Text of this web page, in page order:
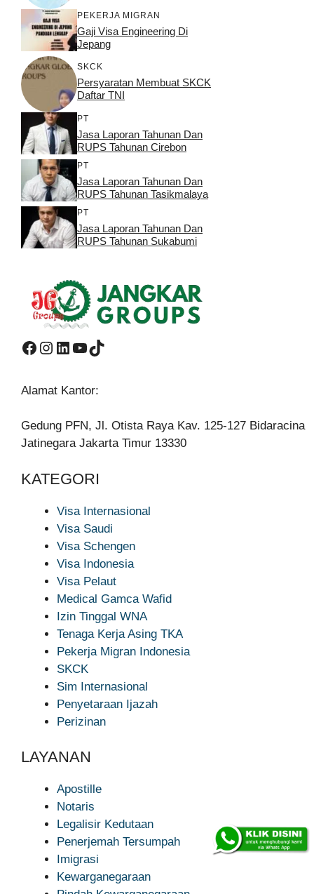
PEKERJA MIGRAN
Gaji Visa Engineering Di
Jepang
SKCK
Persyaratan Membuat SKCK
Daftar TNI
PT
Jasa Laporan Tahunan Dan
RUPS Tahunan Cirebon
PT
Jasa Laporan Tahunan Dan
RUPS Tahunan Tasikmalaya
PT
Jasa Laporan Tahunan Dan
RUPS Tahunan Sukabumi
Facebook
Instagram
LinkedIn
YouTube
TikTok
Alamat Kantor:
Gedung PFN, Jl. Otista Raya Kav. 125-127 Bidaracina
Jatinegara Jakarta Timur 13330
KATEGORI
Visa Internasional
Visa Saudi
Visa Schengen
Visa Indonesia
Visa Pelaut
Medical Gamca Wafid
Izin Tinggal WNA
Tenaga Kerja Asing TKA
Pekerja Migran Indonesia
SKCK
Sim Internasional
Penyetaraan Ijazah
Perizinan
LAYANAN
Apostille
Notaris
Legalisir Kedutaan
Penerjemah Tersumpah
Imigrasi
Kewarganegaraan